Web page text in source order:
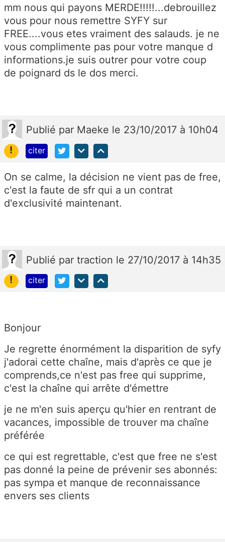
mm nous qui payons MERDE!!!!!...debrouillez
vous pour nous remettre SYFY sur
FREE....vous etes vraiment des salauds. je ne
vous complimente pas pour votre manque d
informations.je suis outrer pour votre coup
de poignard ds le dos merci.
Publié par Maeke le 23/10/2017 à 10h04
!
citer
On se calme, la décision ne vient pas de free,
c'est la faute de sfr qui a un contrat
d'exclusivité maintenant.
Publié par traction le 27/10/2017 à 14h35
!
citer
Bonjour
Je regrette énormément la disparition de syfy
j'adorai cette chaîne, mais d'après ce que je
comprends,ce n'est pas free qui supprime,
c'est la chaîne qui arrête d'émettre
je ne m'en suis aperçu qu'hier en rentrant de
vacances, impossible de trouver ma chaîne
préférée
ce qui est regrettable, c'est que free ne s'est
pas donné la peine de prévenir ses abonnés:
pas sympa et manque de reconnaissance
envers ses clients